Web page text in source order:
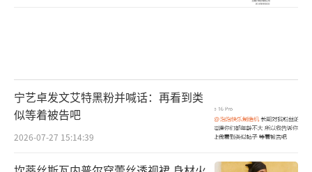
宁艺卓发文艾特黑粉并喊话：再看到类
似等着被告吧
2026-07-27 15:14:39